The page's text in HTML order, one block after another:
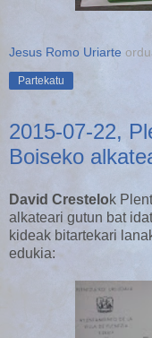
Jesus Romo Uriarte
Partekatu
2015-07-22,
Boiseko
David Crestelok
alkateari gutun bat
kideak bitartekari
edukia: